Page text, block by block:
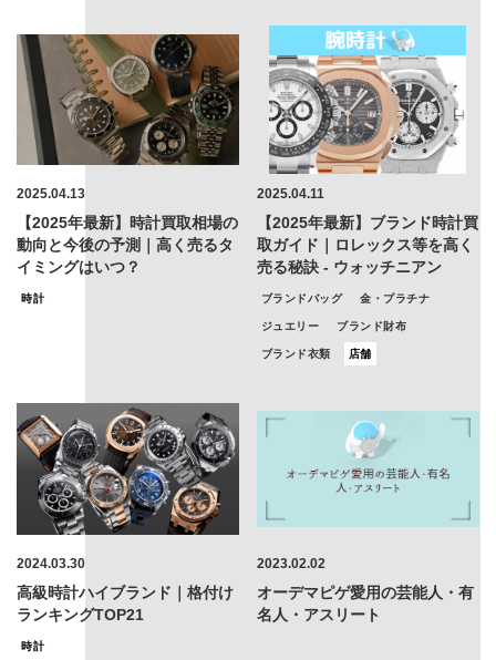
2025.04.13
【2025年最新】時計買取相場の
動向と今後の予測｜高く売るタ
イミングはいつ？
時計
2025.04.11
【2025年最新】ブランド時計買
取ガイド｜ロレックス等を高く
売る秘訣 - ウォッチニアン
ブランドバッグ 金・プラチナ
ジュエリー ブランド財布
ブランド衣類 店舗
2024.03.30
高級時計ハイブランド｜格付け
ランキングTOP21
時計
2023.02.02
オーデマピゲ愛用の芸能人・有
名人・アスリート